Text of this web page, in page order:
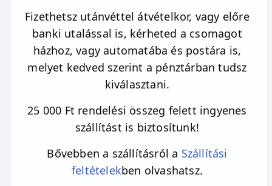
azonban ezt nem úgy kell értelmezni, hogy
viselője sütit falatozva fog megszabadulni a
felesleges kilóktól és méreganyagoktól.
Ahogy minden ásvány, úgy a howlit is
gyógyító tevékenységét és hatását komoly
belső munka mellett fejti ki. Egy
méregtelenítés vagy fogyókúra esetében
elszántságot, kitartást és önfegyelmet adhat.
kulcsa mi vagyunk és teremtő erejű
gondolataink. Támogat, hogy bátran
Fizethetsz utánvéttel átvételkor, vagy előre
banki utalással is, kérheted a csomagot
házhoz, vagy automatába és postára is,
melyet kedved szerint a pénztárban tudsz
kiválasztani.
25 000 Ft rendelési összeg felett ingyenes
szállítást is biztosítunk!
Bővebben a szállításról a Szállítási
feltételekben olvashatsz.